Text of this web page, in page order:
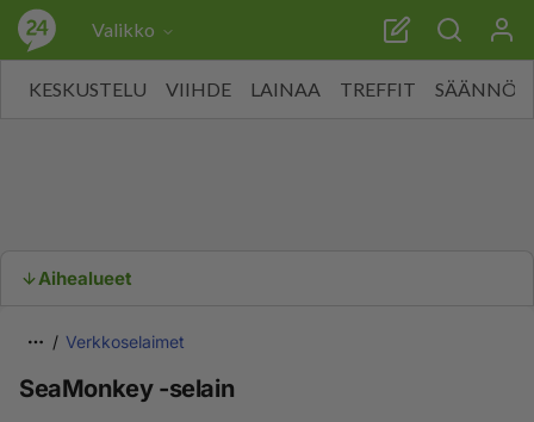
Valikko
KESKUSTELU VIIHDE LAINAA TREFFIT SÄÄNNÖT
Aihealueet
Verkkoselaimet
SeaMonkey -selain